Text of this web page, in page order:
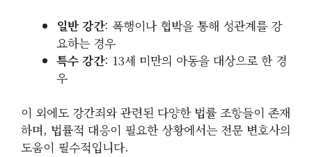
일반 강간: 폭행이나 협박을 통해 성관계를 강
요하는 경우
특수 강간: 13세 미만의 아동을 대상으로 한 경
우
이 외에도 강간죄와 관련된 다양한 법률 조항들이 존재
하며, 법률적 대응이 필요한 상황에서는 전문 변호사의
도움이 필수적입니다.